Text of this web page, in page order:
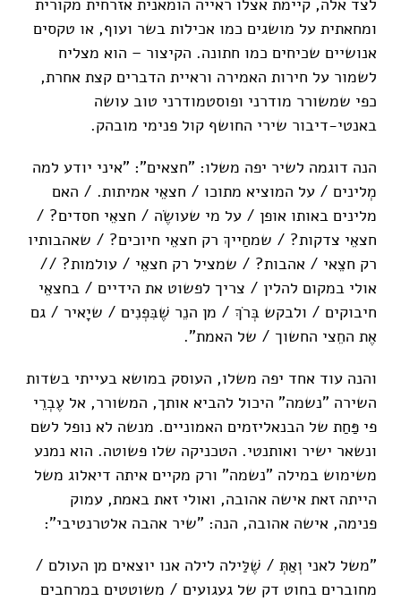
ומחאתית על מושגים כמו אכילות בשר ועוף, או טקסים
אנושיים שכיחים כמו חתונה. הקיצור – הוא מצליח
לשמור על חירות האמירה וראיית הדברים קצת אחרת,
כפי שמשורר מודרני ופוסטמודרני טוב עושה
באנטי-דיבור שירי החושף קול פנימי מובהק.
הנה דוגמה לשיר יפה משלו: "חצאים": "איני יודע למה
מְלינים / על המוציא מתוכו / חצאֵי אמיתות. / האם
מלינים באותו אופן / על מי שעושֶׂה / חצאֵי חסדים? /
חצאֵי צדקות? / שמחַייךְ רק חצאֵי חיוכים? / שאהבותיו
רק חצֵאי / אהבות? / שמציל רק חצאֵי / עולמות? //
אולי במקום להלין / צריך לפשוט את הידיים / בחצאֵי
חיבוקים / ולבקש בְּרֹךְ / מן הנֵר שֶׁבִּפְנִים / שיָאיר / גם
אֶת החֵצי החשוך / של האמת".
והנה עוד אחד יפה משלו, העוסק במושא בעייתי בשדות
השירה "נשמה" היכול להביא אותך, המשורר, אל עֶבְרֵי
פי פַּחַת של הבנאליזמים האמוניים. מנשה לא נופל לשם
ונשאר ישיר ואותנטי. הטכניקה שלו פשוטה. הוא נמנע
משימוש במילה "נשמה" ורק מקיים איתה דיאלוג משל
הייתה זאת אישה אהובה, ואולי זאת באמת, עמוק
פנימה, אישה אהובה, הנה: "שיר אהבה אלטרנטיבי":
"משל לאני וְאַתְּ / שֶׁלַּילה לילה אנו יוצאים מן העולם /
מחוברים בחוט דק של געגועים / משוטטים במרחבים